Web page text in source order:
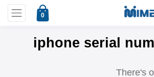
0
iphone serial
There's